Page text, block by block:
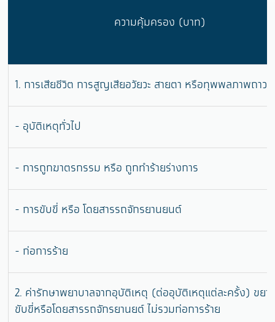
ความคุ้มครอง (บาท)
1. การเสียชีวิต การสูญเสียอวัยวะ สายตา หรือทุพพลภาพถาว
- อุบัติเหตุทั่วไป
- การถูกฆาตรกรรม หรือ ถูกทำร้ายร่างการ
- การขับขี่ หรือ โดยสารรถจักรยานยนต์
- ก่อการร้าย
2. ค่ารักษาพยาบาลจากอุบัติเหตุ (ต่ออุบัติเหตุแต่ละครั้ง) ขยา
ขับขี่หรือโดยสารรถจักรยานยต์ ไม่รวมก่อการร้าย